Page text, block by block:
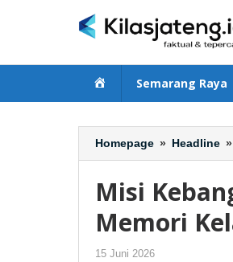
BerandaSemarang Raya
Homepage » Headline »
Misi
Memori
15 Juni 2026